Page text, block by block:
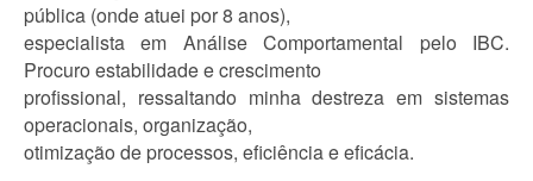
pública (onde atuei por 8 anos),
especialista em Análise Comportamental pelo IBC.
Procuro estabilidade e crescimento
profissional, ressaltando minha destreza em sistemas
operacionais, organização,
otimização de processos, eficiência e eficácia.